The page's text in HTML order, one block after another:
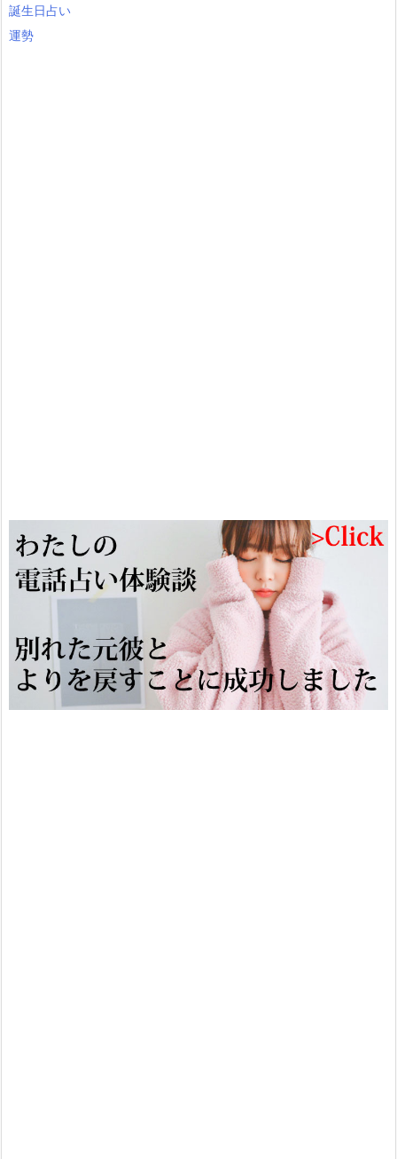
誕生日占い
運勢